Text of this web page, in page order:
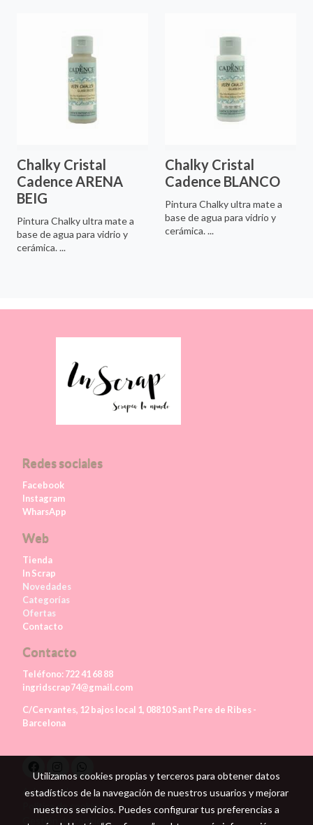
Chalky Cristal
Cadence ARENA
BEIG
Pintura Chalky ultra mate a
base de agua para vidrio y
cerámica. ...
Chalky Cristal
Cadence BLANCO
Pintura Chalky ultra mate a
base de agua para vidrio y
cerámica. ...
Redes sociales
Facebook
Instagram
WharsApp
Web
Tienda
In Scrap
Novedades
Categorías
Ofertas
Contacto
Contacto
Teléfono:722 41 68 88
ingridscrap74@gmail.com
C/Cervantes, 12 bajos local 1, 08810 Sant Pere de Ribes -
Barcelona
Aviso legal
Política de cookies
Gestión de cookies
Utilizamos cookies propias y terceros para obtener datos
estadísticos de la navegación de nuestros usuarios y mejorar
nuestros servicios. Puedes configurar tus preferencias a